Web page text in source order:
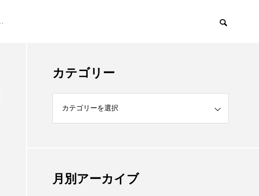
カテゴリー
月別アーカイブ